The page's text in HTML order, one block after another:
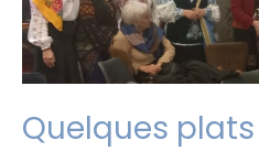
Quelques